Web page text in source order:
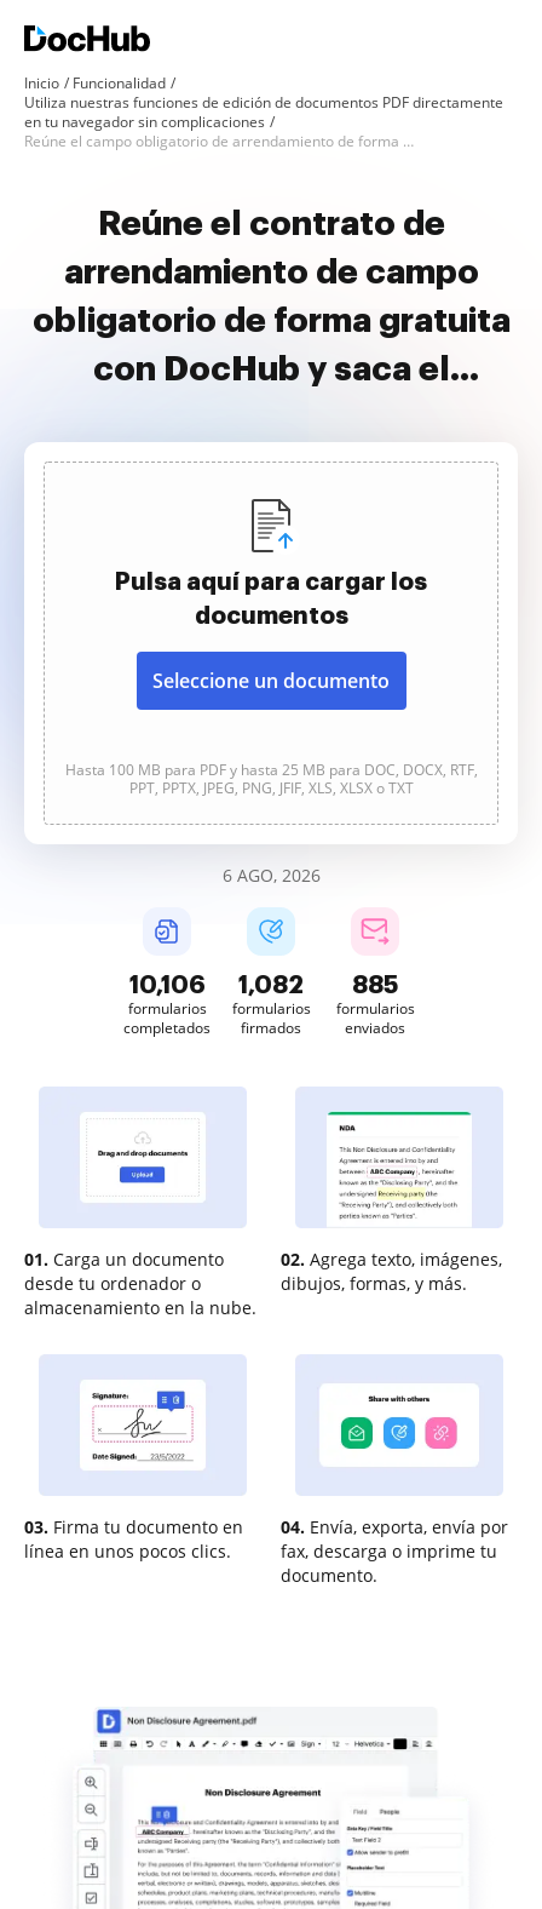
Inicio
Funcionalidad
Utiliza nuestras funciones de edición de documentos PDF directamente
en tu navegador sin complicaciones
Reúne el campo obligatorio de arrendamiento de forma gratuita
Reúne el contrato de
arrendamiento de campo
obligatorio de forma gratuita
con DocHub y saca el
documentos
Pulsa aquí para cargar los
documentos
Seleccione un documento
Hasta 100 MB para PDF y hasta 25 MB para DOC, DOCX, RTF,
PPT, PPTX, JPEG, PNG, JFIF, XLS, XLSX o TXT
6 AGO, 2026
10,106
formularios
completados
1,082
formularios
firmados
886
formularios
enviados
01. Carga un documento
desde tu ordenador o
almacenamiento en la nube.
02. Agrega texto, imágenes,
dibujos, formas, y más.
03. Firma tu documento en
línea en unos pocos clics.
04. Envía, exporta, envía por
fax, descarga o imprime tu
documento.